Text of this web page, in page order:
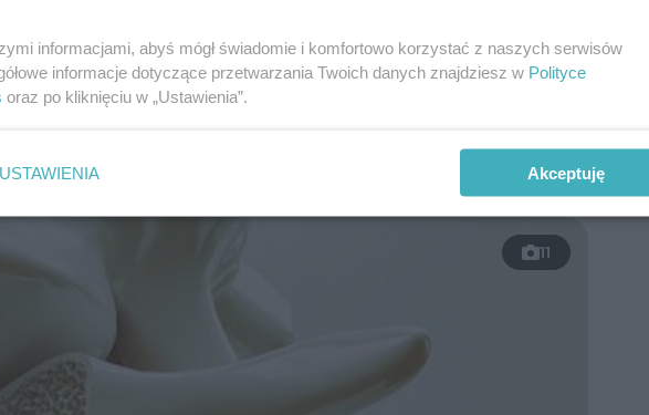
symptomy osteoporozy.
11
informacjami, abyś mógł świadomie i komfortowo korzystać z naszych serwisów
informacje dotyczące przetwarzania Twoich danych znajdziesz w Polityce
oraz po kliknięciu w „Ustawienia”.
USTAWIENIA Akceptuję